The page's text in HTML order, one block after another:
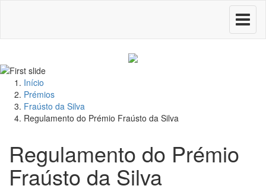
Toggle
Início
Prémios
Fraústo da Silva
Regulamento do Prémio Fraústo da Silva
Regulamento do Prémio
Fraústo da Silva